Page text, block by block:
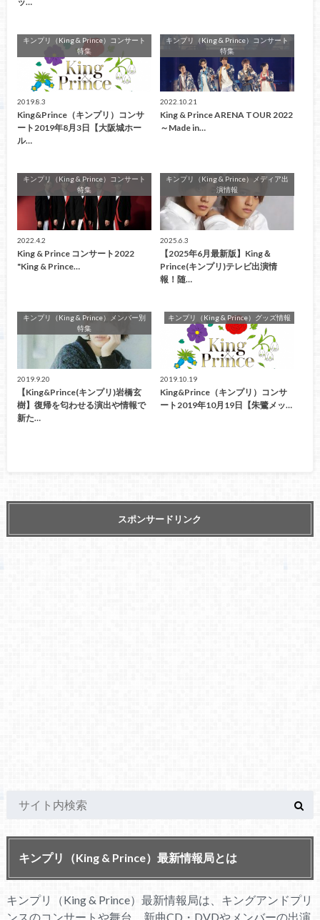
キンプリ（King & Prince）コンサート
特集
2019.8.3
King&Prince（キンプリ）コンサ
ート2019年8月3日【大阪城ホー
ル…
キンプリ（King & Prince）コンサート
特集
2022.10.21
King & Prince ARENA TOUR 2022
～Made in…
キンプリ（King & Prince）コンサート
特集
2022.4.2
King & Prince コンサート2022
"King & Prince…
キンプリ（King & Prince）メディア出
演情報
2025.6.3
【2025年6月最新版】King＆
Prince(キンプリ)テレビ出演情
報！随…
キンプリ（King & Prince）メンバー別
特集
2019.9.20
【King&Prince(キンプリ)岩橋玄
樹】復帰を匂わせる演出や情報で
新た…
キンプリ（King & Prince）グッズ情報
2019.10.19
King&Prince（キンプリ）コンサ
ート2019年10月19日【朱鷺メッ…
スポンサードリンク
キンプリ（King & Prince）最新情報局とは
キンプリ（King & Prince）最新情報局は、キングアンドプリ
ンスのコンサートや舞台、新曲CD・DVDやメンバーの出演